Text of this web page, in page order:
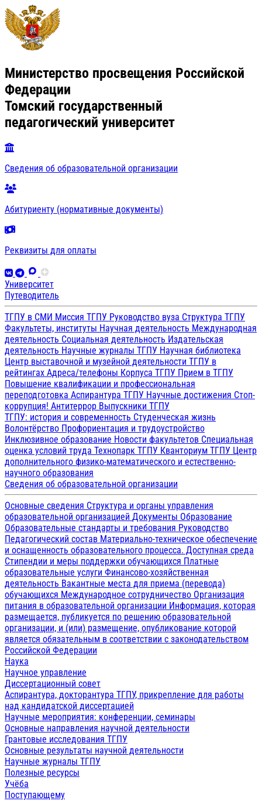
Министерство просвещения Российской
Федерации
Томский государственный
педагогический университет
Сведения об образовательной организации
Абитуриенту (нормативные документы)
Реквизиты для оплаты
Университет
Путеводитель
ТГПУ в СМИ Миссия ТГПУ Руководство вуза Структура ТГПУ
Факультеты, институты Научная деятельность Международная
деятельность Социальная деятельность Издательская
деятельность Научные журналы ТГПУ Научная библиотека
Центр выставочной и музейной деятельности ТГПУ в
рейтингах Адреса/телефоны Корпуса ТГПУ Прием в ТГПУ
Повышение квалификации и профессиональная
переподготовка Аспирантура ТГПУ Научные достижения Стоп-
коррупция! Антитеррор Выпускники ТГПУ
ТГПУ: история и современность Студенческая жизнь
Волонтёрство Профориентация и трудоустройство
Инклюзивное образование Новости факультетов Специальная
оценка условий труда Технопарк ТГПУ Кванториум ТГПУ Центр
дополнительного физико-математического и естественно-
научного образования
Сведения об образовательной организации
Основные сведения Структура и органы управления
образовательной организацией Документы Образование
Образовательные стандарты и требования Руководство
Педагогический состав Материально-техническое обеспечение
и оснащенность образовательного процесса. Доступная среда
Стипендии и меры поддержки обучающихся Платные
образовательные услуги Финансово-хозяйственная
деятельность Вакантные места для приема (перевода)
обучающихся Международное сотрудничество Организация
питания в образовательной организации Информация, которая
размещается, публикуется по решению образовательной
организации, и (или) размещение, опубликование которой
является обязательным в соответствии с законодательством
Российской Федерации
Наука
Научное управление
Диссертационный совет
Аспирантура, докторантура ТГПУ, прикрепление для работы
над кандидатской диссертацией
Научные мероприятия: конференции, семинары
Основные направления научной деятельности
Грантовые исследования ТГПУ
Основные результаты научной деятельности
Научные журналы ТГПУ
Полезные ресурсы
Учёба
Поступающему